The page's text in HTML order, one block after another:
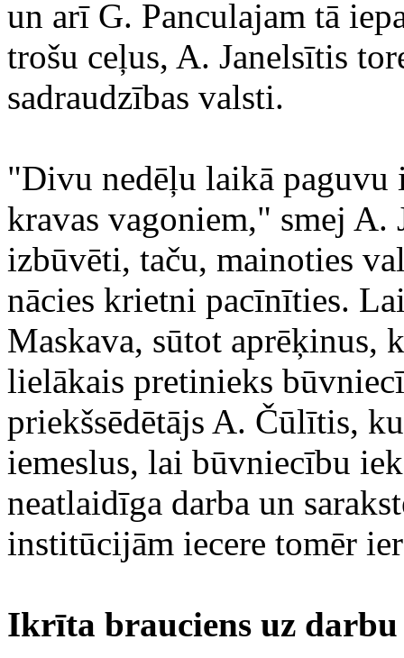
un arī G. Panculajam tā
trošu ceļus, A. Janelsītis
sadraudzības valsti.
"Divu nedēļu laikā paguvu
kravas vagoniem," smej A.
izbūvēti, taču, mainoties
nācies krietni pacīnīties.
Maskava, sūtot aprēķinus,
lielākais pretinieks
priekšsēdētājs A. Čūlītis,
iemeslus, lai būvniecību
neatlaidīga darba un
institūcijām iecere tomēr
Ikrīta brauciens uz